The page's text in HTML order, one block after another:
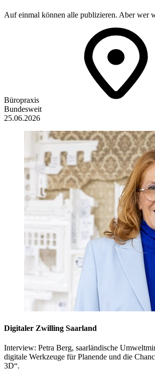
Auf einmal können alle publizieren. Aber wer
Büropraxis
Bundesweit
25.06.2026
Digitaler Zwilling Saarland
Interview: Petra Berg, saarländische
digitale Werkzeuge für Planende und die
3D“.